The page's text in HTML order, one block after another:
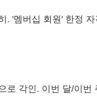
. '멤버십 회원' 한정
로 각인. 이번 달/이